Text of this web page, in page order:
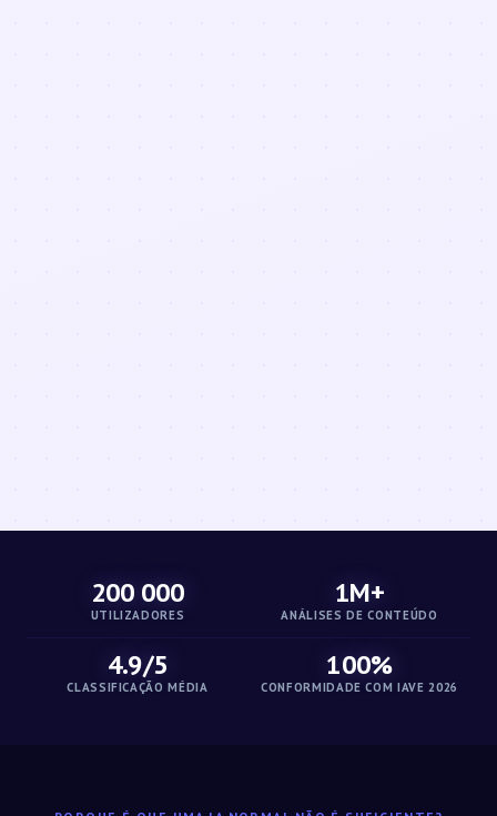
200 000
UTILIZADORES
1M+
ANÁLISES DE CONTEÚDO
4.9/5
CLASSIFICAÇÃO MÉDIA
100%
CONFORMIDADE COM IAVE 2026